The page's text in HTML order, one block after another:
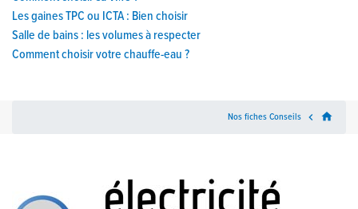
Les gaines TPC ou ICTA : Bien choisir
Salle de bains : les volumes à respecter
Comment choisir votre chauffe-eau ?
home

Nos fiches Conseils